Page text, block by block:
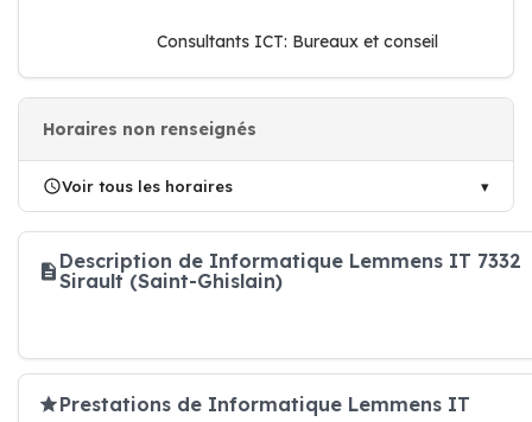
Consultants ICT: Bureaux et conseil
Horaires non renseignés
Voir tous les horaires
Description de Informatique Lemmens IT 7332
Sirault (Saint-Ghislain)
Prestations de Informatique Lemmens IT